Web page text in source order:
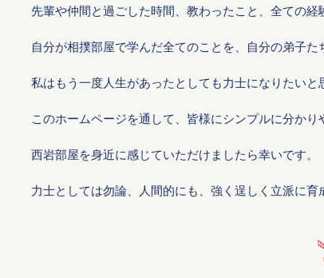
先輩や仲間と過ごした時間、教わったこと、全ての経
自分が相撲部屋で学んだ全てのことを、自分の弟子た
私はもう一度人生があったとしても力士になりたいと
このホームページを通して、皆様にシンプルに分かり
西岩部屋を身近に感じていただけましたら幸いです。
力士としては勿論、人間的にも、強く逞しく立派に育